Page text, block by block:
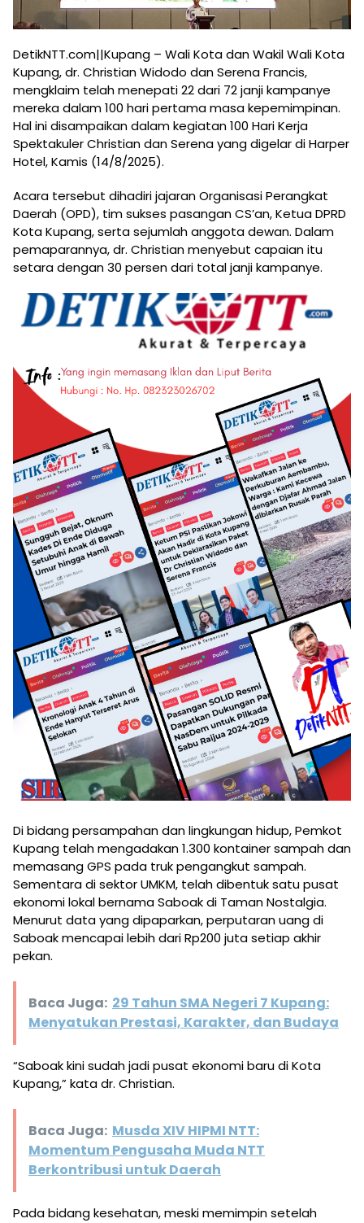
DetikNTT.com||Kupang – Wali Kota dan Wakil Wali Kota
Kupang, dr. Christian Widodo dan Serena Francis,
mengklaim telah menepati 22 dari 72 janji kampanye
mereka dalam 100 hari pertama masa kepemimpinan.
Hal ini disampaikan dalam kegiatan 100 Hari Kerja
Spektakuler Christian dan Serena yang digelar di Harper
Hotel, Kamis (14/8/2025).
Acara tersebut dihadiri jajaran Organisasi Perangkat
Daerah (OPD), tim sukses pasangan CS’an, Ketua DPRD
Kota Kupang, serta sejumlah anggota dewan. Dalam
pemaparannya, dr. Christian menyebut capaian itu
setara dengan 30 persen dari total janji kampanye.
Di bidang persampahan dan lingkungan hidup, Pemkot
Kupang telah mengadakan 1.300 kontainer sampah dan
memasang GPS pada truk pengangkut sampah.
Sementara di sektor UMKM, telah dibentuk satu pusat
ekonomi lokal bernama Saboak di Taman Nostalgia.
Menurut data yang dipaparkan, perputaran uang di
Saboak mencapai lebih dari Rp200 juta setiap akhir
pekan.
Baca Juga: 29 Tahun SMA Negeri 7 Kupang:
Menyatukan Prestasi, Karakter, dan Budaya
“Saboak kini sudah jadi pusat ekonomi baru di Kota
Kupang,” kata dr. Christian.
Baca Juga: Musda XIV HIPMI NTT:
Momentum Pengusaha Muda NTT
Berkontribusi untuk Daerah
Pada bidang kesehatan, meski memimpin setelah